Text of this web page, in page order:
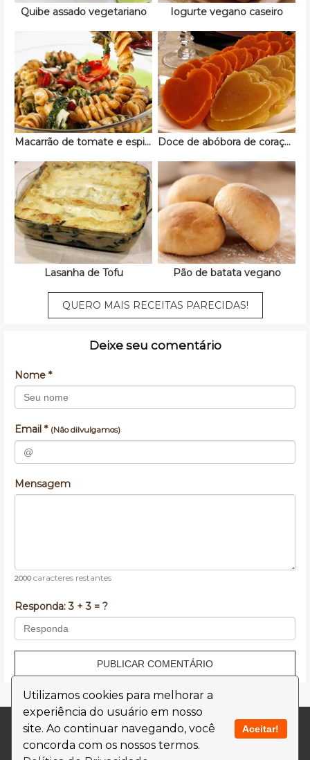
Utilizamos cookies para melhorar a
experiência do usuário em nosso
site. Ao continuar navegando, você
concorda com os nossos termos.
Aceitar!
Quibe assado vegetariano Iogurte vegano caseiro
Macarrão de tomate e espinafre Doce de abóbora de coração
Lasanha de Tofu Pão de batata vegano
QUERO MAIS RECEITAS PARECIDAS!
Deixe seu comentário
Nome *
Email * (Não dilvulgamos)
Mensagem
2000caracteres restantes
Responda:3 + 3 = ?
PUBLICAR COMENTÁRIO
Contato
Termos de Uso
Política de Privacidade